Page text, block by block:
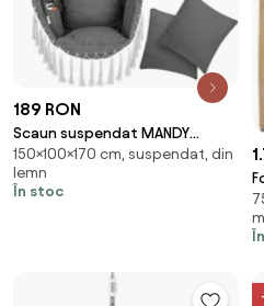
189 RON
Scaun suspendat MANDY
170x100x150 cm, gri închis
Detex
150×100×170 cm, suspendat, din
lemn
În stoc